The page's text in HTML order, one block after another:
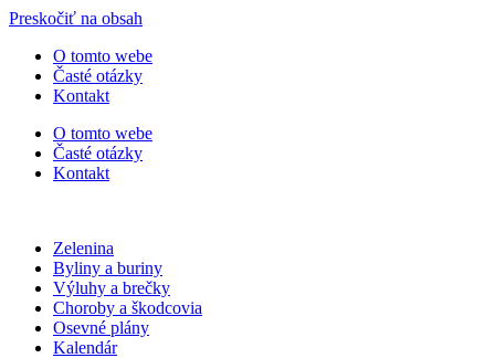
Preskočiť na obsah
O tomto webe
Časté otázky
Kontakt
O tomto webe
Časté otázky
Kontakt
Zelenina
Byliny a buriny
Výluhy a brečky
Choroby a škodcovia
Osevné plány
Kalendár